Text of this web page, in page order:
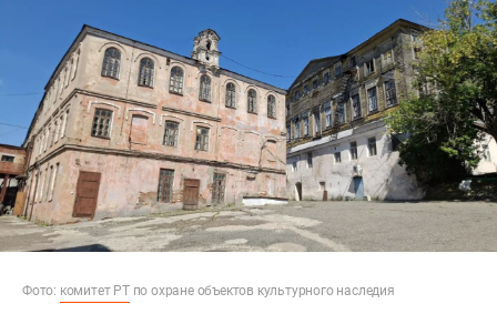
Фото: комитет РТпо охране объектов культурного наследия